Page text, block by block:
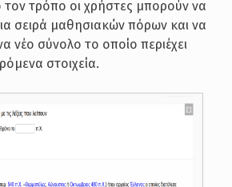
τον τρόπο οι χρήστες μπορούν να
σειρά μαθησιακών πόρων και να
νέο σύνολο το οποίο περιέχει
στοιχεία.